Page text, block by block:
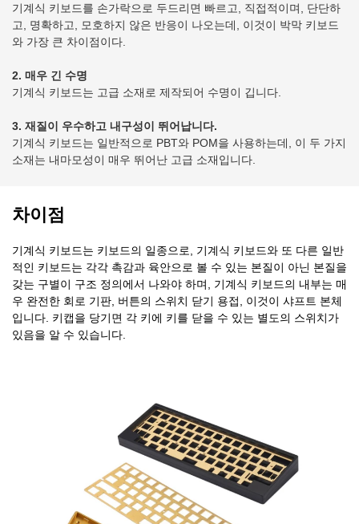
기계식 키보드를 손가락으로 두드리면 빠르고, 직접적이며, 단단하
고, 명확하고, 모호하지 않은 반응이 나오는데, 이것이 박막 키보드
와 가장 큰 차이점이다.
2. 매우 긴 수명
기계식 키보드는 고급 소재로 제작되어 수명이 깁니다.
3. 재질이 우수하고 내구성이 뛰어납니다.
기계식 키보드는 일반적으로 PBT와 POM을 사용하는데, 이 두 가지
소재는 내마모성이 매우 뛰어난 고급 소재입니다.
차이점
기계식 키보드는 키보드의 일종으로, 기계식 키보드와 또 다른 일반
적인 키보드는 각각 촉감과 육안으로 볼 수 있는 본질이 아닌 본질을
갖는 구별이 구조 정의에서 나와야 하며, 기계식 키보드의 내부는 매
우 완전한 회로 기판, 버튼의 스위치 닫기 용접, 이것이 샤프트 본체
입니다. 키캡을 당기면 각 키에 키를 닫을 수 있는 별도의 스위치가
있음을 알 수 있습니다.